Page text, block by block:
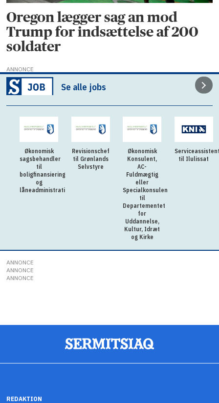
Oregon lægger sag an mod
Trump for indsættelse af 200
soldater
ANNONCE
Se alle jobs
Økonomisk
sagsbehandler
til
boligfinansiering
og
låneadministration
Revisionschef
til Grønlands
Selvstyre
Økonomisk
Konsulent,
AC-
Fuldmægtig
eller
Specialkonsulent
til
Departementet
for
Uddannelse,
Kultur, Idræt
og Kirke
til Ilulissat
ANNONCE
ANNONCE
ANNONCE
REDAKTION